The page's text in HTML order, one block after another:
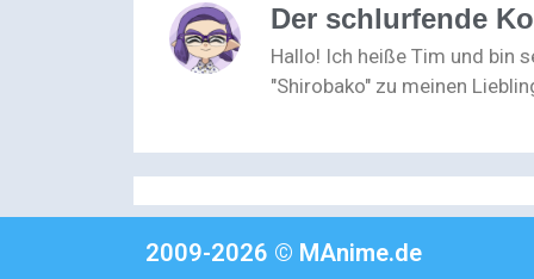
Der schlurfende
Hallo! Ich heiße Tim und bin
"Shirobako" zu meinen
2009-2026 © MAnime.de